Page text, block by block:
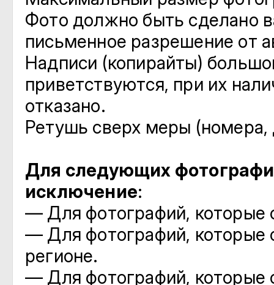
Фото должно быть сделано
письменное разрешение от
Надписи (копирайты)
приветствуются, при их
отказано.
Ретушь сверх меры (номера,
Для следующих
исключение:
— Для фотографий, которые
— Для фотографий, которые
регионе.
— Для фотографий, которые